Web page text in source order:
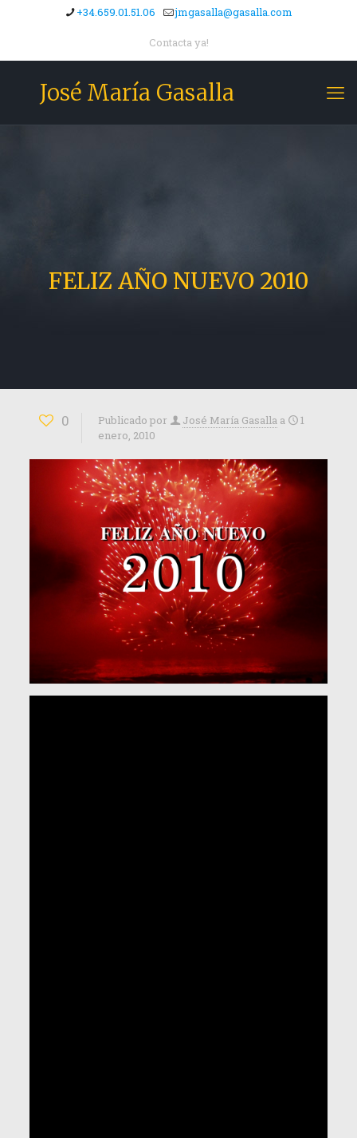
+34.659.01.51.06 jmgasalla@gasalla.com
Contacta ya!
José María Gasalla
FELIZ AÑO NUEVO 2010
0 Publicado por José María Gasalla a
1
enero, 2010